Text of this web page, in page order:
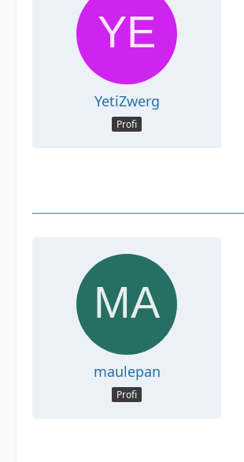
YetiZwerg
Profi
maulepan
Profi